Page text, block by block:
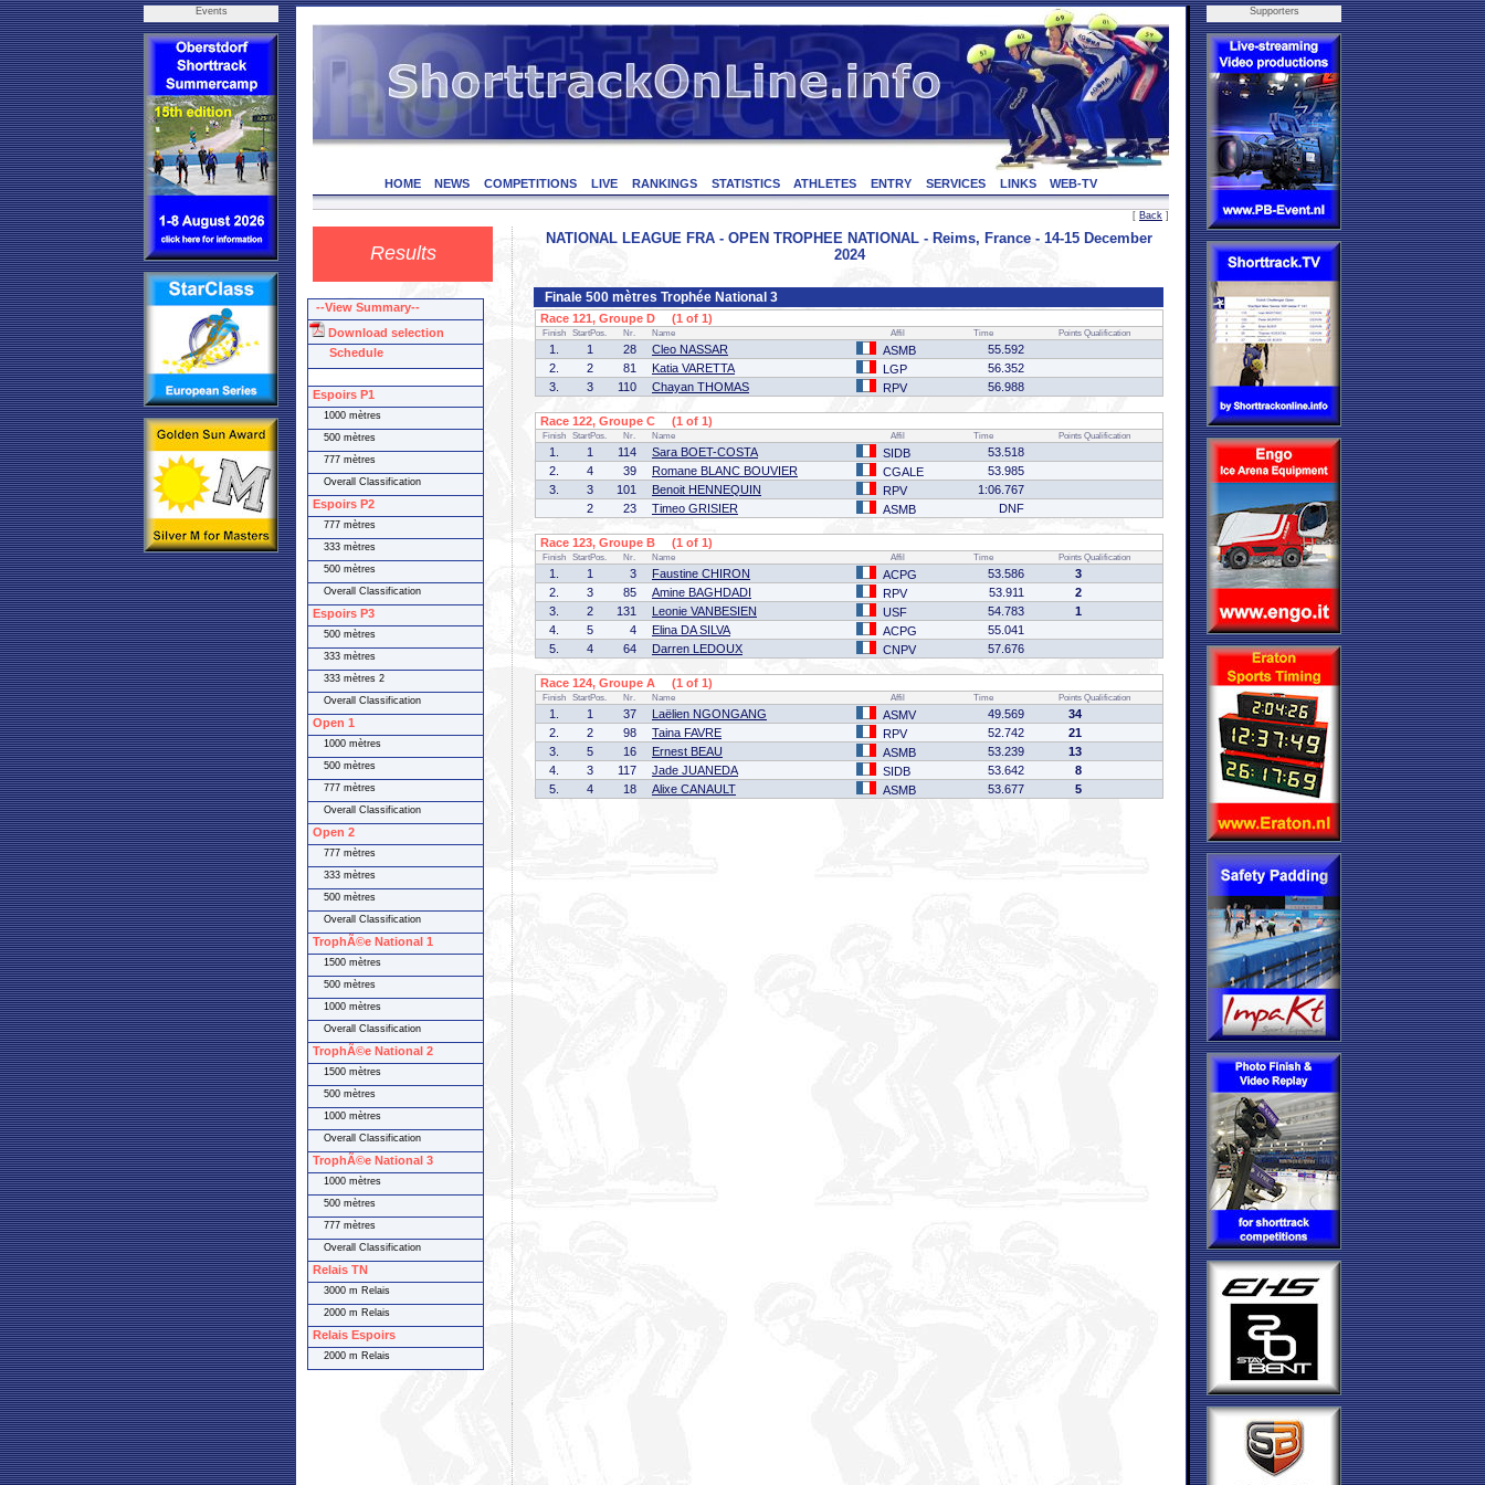
Events
HOME NEWS COMPETITIONS LIVE RANKINGS STATISTICS ATHLETES ENTRY SERVICES LINKS WEB-TV
[ Back ]
Results
NATIONAL LEAGUE FRA - OPEN TROPHEE NATIONAL - Reims, France - 14-15 December
2024
Finale 500 mètres Trophée National 3
Race 121, Groupe D (1 of 1)
Finish StartPos. Nr. Name Affil Time Points Qualification
1. 1 28 Cleo NASSAR ASMB
55.592
2.
2 81 Katia VARETTA LGP
56.352
3.
3 110 Chayan THOMAS RPV 56.988
Race 122, Groupe C (1 of 1)
Finish StartPos. Nr. Name Affil Time Points Qualification
1. 1 114 Sara BOET-COSTA SIDB
53.518
2.
4 39 Romane BLANC BOUVIER CGALE
53.985
3.
3 101 Benoit HENNEQUIN RPV
1:06.767
2
23 Timeo GRISIER ASMB DNF
Race 123, Groupe B (1 of 1)
Finish StartPos. Nr. Name Affil Time Points Qualification
1. 1 3 Faustine CHIRON ACPG 53.586
3
2.
3 85 Amine BAGHDADI RPV 53.911
2
3.
2 131 Leonie VANBESIEN USF 54.783
1
4.
5 4 Elina DA SILVA ACPG
55.041
5.
4 64 Darren LEDOUX CNPV 57.676
Race 124, Groupe A (1 of 1)
Finish StartPos. Nr. Name Affil Time Points Qualification
1. 1 37 Laëlien NGONGANG ASMV 49.569
34
2.
2 98 Taina FAVRE RPV 52.742
21
3.
5 16 Ernest BEAU ASMB 53.239
13
4.
3 117 Jade JUANEDA SIDB 53.642
8
5.
4 18 Alixe CANAULT ASMB 53.677 5
Supporters
--View Summary--
Download selection
Schedule
Espoirs P1
1000 mètres
500 mètres
777 mètres
Overall Classification
Espoirs P2
777 mètres
333 mètres
500 mètres
Overall Classification
Espoirs P3
500 mètres
333 mètres
333 mètres 2
Overall Classification
Open 1
1000 mètres
500 mètres
777 mètres
Overall Classification
Open 2
777 mètres
333 mètres
500 mètres
Overall Classification
TrophÃ©e National 1
1500 mètres
500 mètres
1000 mètres
Overall Classification
TrophÃ©e National 2
1500 mètres
500 mètres
1000 mètres
Overall Classification
TrophÃ©e National 3
1000 mètres
500 mètres
777 mètres
Overall Classification
Relais TN
3000 m Relais
2000 m Relais
Relais Espoirs
2000 m Relais